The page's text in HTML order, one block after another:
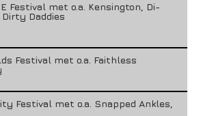
Festival met o.a. Kensington, Di-
Daddies
Festival met o.a. Faithless
Festival met o.a. Snapped Ankles,